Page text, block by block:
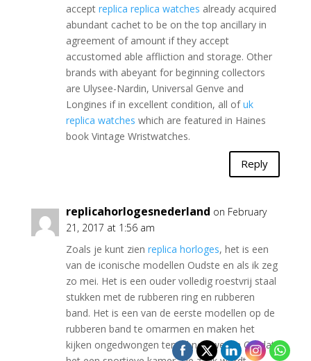
accept replica replica watches already acquired
abundant cachet to be on the top ancillary in
agreement of amount if they accept
accustomed able affliction and storage. Other
brands with abeyant for beginning collectors
are Ulysee-Nardin, Universal Genve and
Longines if in excellent condition, all ofuk
replica watches which are featured in Haines
book Vintage Wristwatches.
Reply
replicahorlogesnederland on February
21, 2017 at 1:56 am
Zoals je kunt zien replica horloges, het is een
van de iconische modellen Oudste en als ik zeg
zo mei. Het is een ouder volledig roestvrij staal
stukken met de rubberen ring en rubberen
band. Het is een van de eerste modellen op de
rubberen band te omarmen en maken het
kijken ongedwongen terwijl nog wezen Omdat